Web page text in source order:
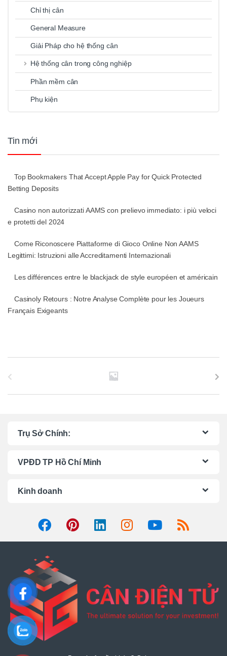
Chỉ thị cân
General Measure
Giải Pháp cho hệ thống cân
Hệ thống cân trong công nghiệp
Phần mềm cân
Phụ kiện
Tin mới
Top Bookmakers That Accept Apple Pay for Quick Protected
Betting Deposits
Casino non autorizzati AAMS con prelievo immediato: i più veloci
e protetti del 2024
Come Riconoscere Piattaforme di Gioco Online Non AAMS
Legittimi: Istruzioni alle Accreditamenti Internazionali
Les différences entre le blackjack de style européen et américain
Casinoly Retours : Notre Analyse Complète pour les Joueurs
Français Exigeants
Trụ Sở Chính:
VPĐD TP Hồ Chí Minh
Kinh doanh